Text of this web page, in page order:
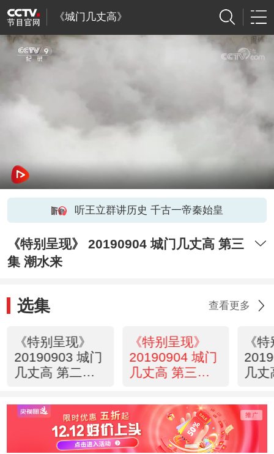
《城门几丈高》
听王立群讲历史 千古一帝秦始皇
《特别呈现》 20190904 城门几丈高 第三
集 潮水来
选集 查看更多
《特别呈现》
20190903 城门
几丈高 第二集
《特别呈现》
20190904 城门
几丈高 第三集
《
几